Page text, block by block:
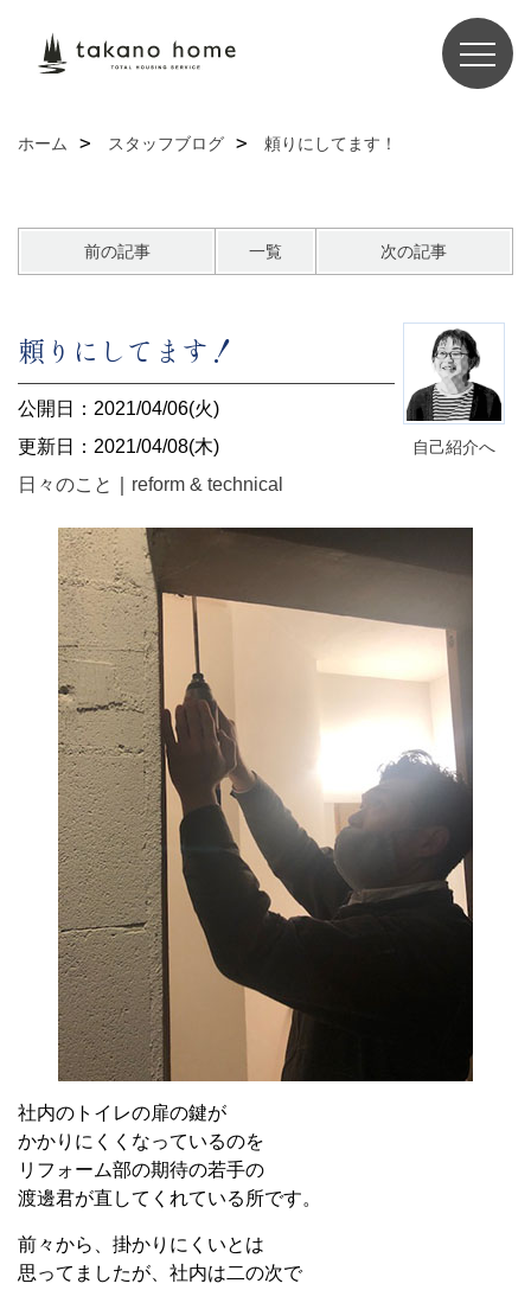
ホーム スタッフブログ 頼りにしてます！
前の記事 一覧 次の記事
自己紹介へ
頼りにしてます！
公開日：2021/04/06(火)
更新日：2021/04/08(木)
日々のこと
reform & technical
社内のトイレの扉の鍵が
かかりにくくなっているのを
リフォーム部の期待の若手の
渡邊君が直してくれている所です。
前々から、掛かりにくいとは
思ってましたが、社内は二の次で